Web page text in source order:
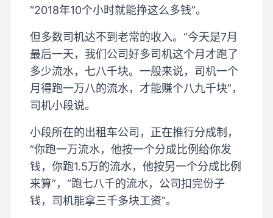
“2018年10个小时就能挣这么多钱”。
但多数司机达不到老常的收入。“今天是7月
最后一天，我们公司好多司机这个月才跑了
多少流水，七八千块。一般来说，司机一个
月得跑一万八的流水，才能赚个八九千块”，
司机小段说。
小段所在的出租车公司，正在推行分成制，
“你跑一万流水，他按一个分成比例给你发
钱，你跑1.5万的流水，他按另一个分成比例
来算”，“跑七八千的流水，公司扣完份子
钱，司机能拿三千多块工资”。